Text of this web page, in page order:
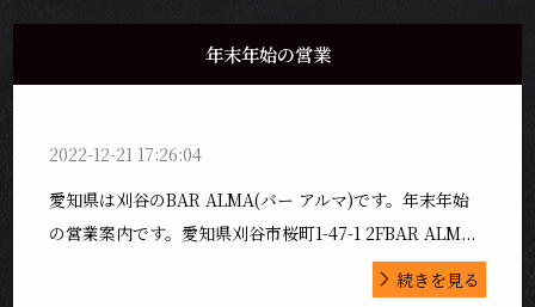
年末年始の営業
2022-12-21 17:26:04
愛知県は刈谷のBAR ALMA(バー アルマ)です。年末年始
の営業案内です。愛知県刈谷市桜町1-47-1 2FBAR ALM...
続きを見る